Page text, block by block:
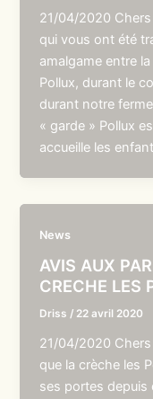
21/04/2020
qui vous ont été
amalgame entre
Pollux, durant le
durant notre
« garde » Pollux
accueille les
News
AVIS AUX
CRECHE LES
Driss / 22 avril 2020
21/04/2020
que la crèche les
ses portes depuis